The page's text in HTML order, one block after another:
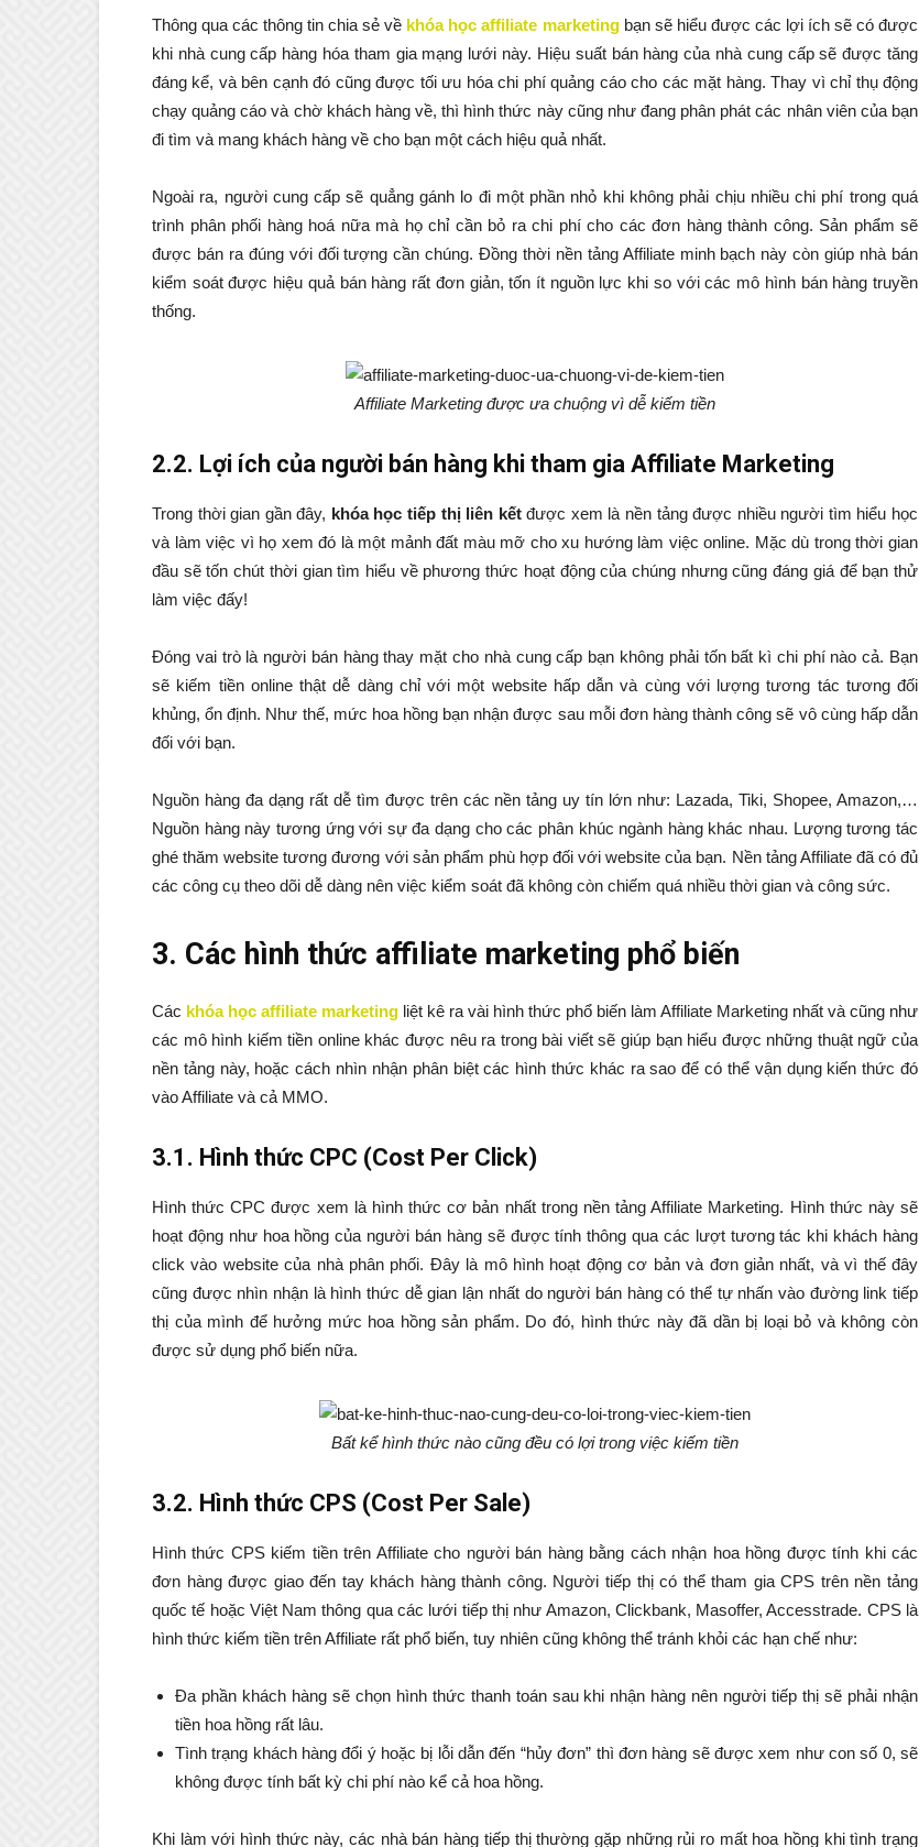
Thông qua các thông tin chia sẻ về khóa học affiliate marketingbạn sẽ hiểu được các lợi ích sẽ có được
khi nhà cung cấp hàng hóa tham gia mạng lưới này. Hiệu suất bán hàng của nhà cung cấp sẽ được tăng
đáng kể, và bên cạnh đó cũng được tối ưu hóa chi phí quảng cáo cho các mặt hàng. Thay vì chỉ thụ động
chạy quảng cáo và chờ khách hàng về, thì hình thức này cũng như đang phân phát các nhân viên của bạn
đi tìm và mang khách hàng về cho bạn một cách hiệu quả nhất.
Ngoài ra, người cung cấp sẽ quẳng gánh lo đi một phần nhỏ khi không phải chịu nhiều chi phí trong quá
trình phân phối hàng hoá nữa mà họ chỉ cần bỏ ra chi phí cho các đơn hàng thành công. Sản phẩm sẽ
được bán ra đúng với đối tượng cần chúng. Đồng thời nền tảng Affiliate minh bạch này còn giúp nhà bán
kiểm soát được hiệu quả bán hàng rất đơn giản, tốn ít nguồn lực khi so với các mô hình bán hàng truyền
thống.
Affiliate Marketing được ưa chuộng vì dễ kiếm tiền
2.2. Lợi ích của người bán hàng khi tham gia Affiliate Marketing
Trong thời gian gần đây, khóa học tiếp thị liên kếtđược xem là nền tảng được nhiều người tìm hiểu học
và làm việc vì họ xem đó là một mảnh đất màu mỡ cho xu hướng làm việc online. Mặc dù trong thời gian
đầu sẽ tốn chút thời gian tìm hiểu về phương thức hoạt động của chúng nhưng cũng đáng giá để bạn thử
làm việc đấy!
Đóng vai trò là người bán hàng thay mặt cho nhà cung cấp bạn không phải tốn bất kì chi phí nào cả. Bạn
sẽ kiếm tiền online thật dễ dàng chỉ với một website hấp dẫn và cùng với lượng tương tác tương đối
khủng, ổn định. Như thế, mức hoa hồng bạn nhận được sau mỗi đơn hàng thành công sẽ vô cùng hấp dẫn
đối với bạn.
Nguồn hàng đa dạng rất dễ tìm được trên các nền tảng uy tín lớn như: Lazada, Tiki, Shopee, Amazon,…
Nguồn hàng này tương ứng với sự đa dạng cho các phân khúc ngành hàng khác nhau. Lượng tương tác
ghé thăm website tương đương với sản phẩm phù hợp đối với website của bạn. Nền tảng Affiliate đã có đủ
các công cụ theo dõi dễ dàng nên việc kiểm soát đã không còn chiếm quá nhiều thời gian và công sức.
3. Các hình thức affiliate marketing phổ biến
Các khóa học affiliate marketing liệt kê ra vài hình thức phổ biến làm Affiliate Marketing nhất và cũng như
các mô hình kiếm tiền online khác được nêu ra trong bài viết sẽ giúp bạn hiểu được những thuật ngữ của
nền tảng này, hoặc cách nhìn nhận phân biệt các hình thức khác ra sao để có thể vận dụng kiến thức đó
vào Affiliate và cả MMO.
3.1. Hình thức CPC (Cost Per Click)
Hình thức CPC được xem là hình thức cơ bản nhất trong nền tảng Affiliate Marketing. Hình thức này sẽ
hoạt động như hoa hồng của người bán hàng sẽ được tính thông qua các lượt tương tác khi khách hàng
click vào website của nhà phân phối. Đây là mô hình hoạt động cơ bản và đơn giản nhất, và vì thế đây
cũng được nhìn nhận là hình thức dễ gian lận nhất do người bán hàng có thể tự nhấn vào đường link tiếp
thị của mình để hưởng mức hoa hồng sản phẩm. Do đó, hình thức này đã dần bị loại bỏ và không còn
được sử dụng phổ biến nữa.
Bất kể hình thức nào cũng đều có lợi trong việc kiếm tiền
3.2. Hình thức CPS (Cost Per Sale)
Hình thức CPS kiếm tiền trên Affiliate cho người bán hàng bằng cách nhận hoa hồng được tính khi các
đơn hàng được giao đến tay khách hàng thành công. Người tiếp thị có thể tham gia CPS trên nền tảng
quốc tế hoặc Việt Nam thông qua các lưới tiếp thị như Amazon, Clickbank, Masoffer, Accesstrade. CPS là
hình thức kiếm tiền trên Affiliate rất phổ biến, tuy nhiên cũng không thể tránh khỏi các hạn chế như:
Đa phần khách hàng sẽ chọn hình thức thanh toán sau khi nhận hàng nên người tiếp thị sẽ phải nhận
tiền hoa hồng rất lâu.
Tình trạng khách hàng đổi ý hoặc bị lỗi dẫn đến “hủy đơn” thì đơn hàng sẽ được xem như con số 0, sẽ
không được tính bất kỳ chi phí nào kể cả hoa hồng.
Khi làm với hình thức này, các nhà bán hàng tiếp thị thường gặp những rủi ro mất hoa hồng khi tình trạng